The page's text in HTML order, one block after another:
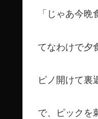
「じゃあ今
てなわけで夕
ピノ開けて裏
で、ピックを